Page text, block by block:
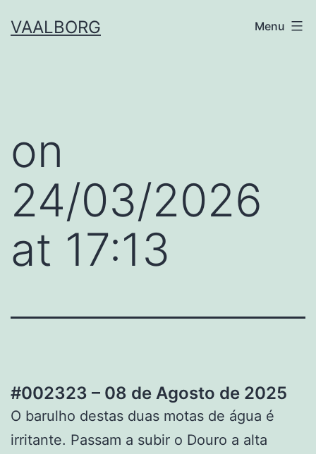
toVAALBORG Menu
​on
24/03/2026
at 17:13
#002323 – 08 de Agosto de 2025
O barulho destas duas motas de água é
irritante. Passam a subir o Douro a alta